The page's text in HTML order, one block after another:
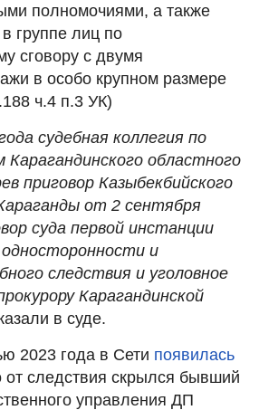
полномочиями, а также
группе лиц по
сговору с двумя
в особо крупном размере
ч.4 п.3 УК)
судебная коллегия по
Карагандинского областного
приговор Казыбекбийского
от 2 сентября
суда первой инстанции
и
следствия и уголовное
Карагандинской
в суде.
2023 года в Сети появилась
от следствия скрылся бывший
управления ДП